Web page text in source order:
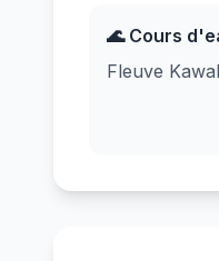
🌊 Cours
Fleuve